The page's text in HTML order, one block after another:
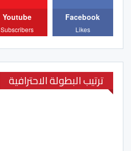
Facebook
Likes
Youtube
Subscribers
ترتيب البطولة الاحترافية